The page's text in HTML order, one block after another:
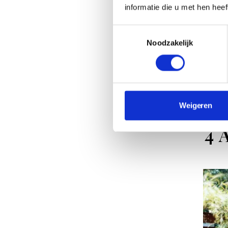
informatie die u met hen
Noodzakelijk
Weigeren
In
4